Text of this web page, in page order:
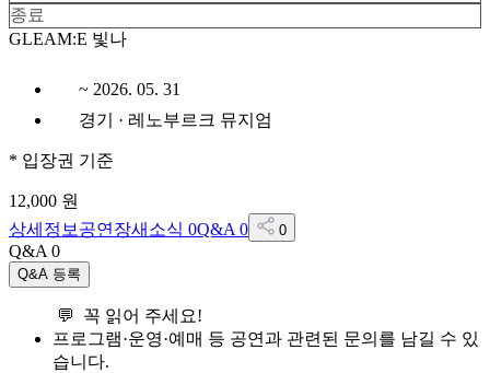
종료
GLEAM:E 빛나
~ 2026. 05. 31
경기 · 레노부르크 뮤지엄
* 입장권 기준
12,000 원
상세정보 공연장새소식 0Q&A 0 0
Q&A 0
Q&A 등록
💬 꼭 읽어 주세요!
프로그램·운영·예매 등 공연과 관련된 문의를 남길 수 있
습니다.